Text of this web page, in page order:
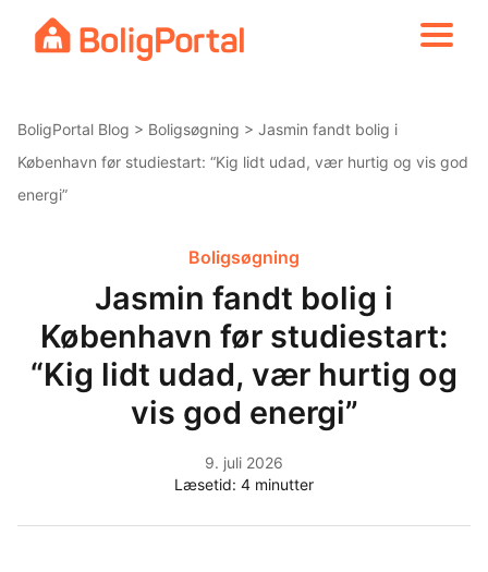
BoligPortal Blog > Boligsøgning > Jasmin fandt bolig i
København før studiestart: “Kig lidt udad, vær hurtig og vis god
energi”
Boligsøgning
Jasmin fandt bolig i
København før studiestart:
“Kig lidt udad, vær hurtig og
vis god energi”
9. juli 2026
Læsetid: 4 minutter